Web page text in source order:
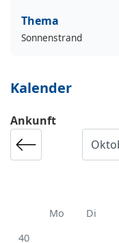
Thema
Sonnenstrand
Kalender
Ankunft
Mo
Di
40